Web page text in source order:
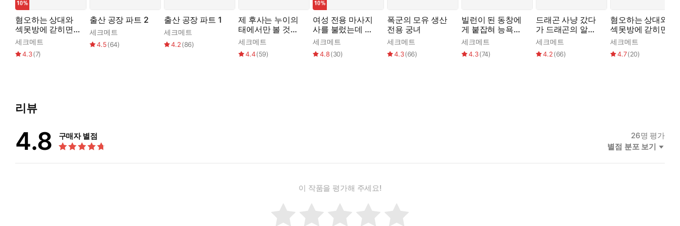
*
“진여은, 구멍 힘 풀어.”
“아래가, 으응, 너무 간지러워서, 힘이…….”
쭙쭙 빨아 대다가 그가 입을 떼고는 손가락을 푹, 밀어 넣었다.
“아응!”
이물감에 여은이 허리를 꺾으며 흔들렸다. 단단하게 조여 오는 감각에 해성의 발기한 좆이 살짝 더 부풀었다. 그가 그녀의 클리토리스를 손톱 끝으로 살살 긁었다. 이미 흥분으로 부풀어 벌겋게 드러
혐오하는 상대와
섹못방에 갇히면 -
동창생과 골목에서
세크메트
4.3(7)
출산 공장 파트 2
세크메트
4.5(64)
출산 공장 파트 1
세크메트
4.2(86)
제 후사는 누이의
태에서만 볼 것입
니다
세크메트
4.4(59)
여성 전용 마사지
사를 불렀는데 문
신 조폭이 왔다
세크메트
4.8(30)
폭군의 모유 생산
전용 궁녀
세크메트
4.3(66)
빌런이 된 동창에
게 붙잡혀 능욕당
했다
세크메트
4.3(74)
드래곤 사냥 갔다
가 드래곤의 알을
임신해버렸다
세크메트
4.2(66)
혐오하는 상대와
섹못방에 갇히면 -
직장 상사 편
세크메트
4.7(20)
리뷰
4.8 구매자 별점 26명 평가
별점 분포 보기
이 작품을 평가해 주세요!